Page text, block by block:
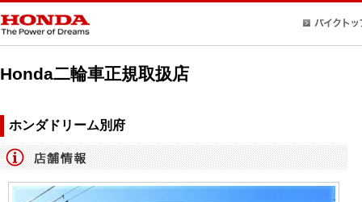
Honda二輪車正規取扱店
ホンダドリーム別府